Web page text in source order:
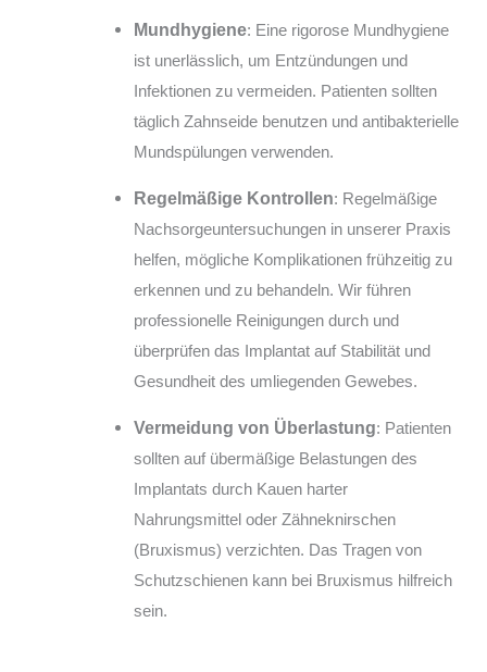
Mundhygiene: Eine rigorose Mundhygiene
ist unerlässlich, um Entzündungen und
Infektionen zu vermeiden. Patienten sollten
täglich Zahnseide benutzen und antibakterielle
Mundspülungen verwenden.
Regelmäßige Kontrollen: Regelmäßige
Nachsorgeuntersuchungen in unserer Praxis
helfen, mögliche Komplikationen frühzeitig zu
erkennen und zu behandeln. Wir führen
professionelle Reinigungen durch und
überprüfen das Implantat auf Stabilität und
Gesundheit des umliegenden Gewebes.
Vermeidung von Überlastung: Patienten
sollten auf übermäßige Belastungen des
Implantats durch Kauen harter
Nahrungsmittel oder Zähneknirschen
(Bruxismus) verzichten. Das Tragen von
Schutzschienen kann bei Bruxismus hilfreich
sein.